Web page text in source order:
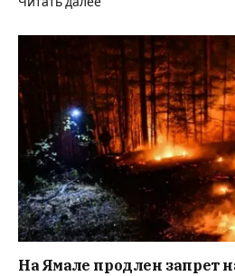
На Ямале продлен запрет